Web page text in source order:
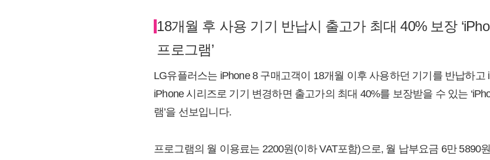
18개월 후 사용 기기 반납시 출고가 최대 40% 보장
프로그램’
LG유플러스는 iPhone 8 구매고객이 18개월 이후 사용하던 기기를 반납하고
iPhone 시리즈로 기기 변경하면 출고가의 최대 40%를 보장받을 수 있는
램’을 선보입니다.
프로그램의 월 이용료는 2200원(이하 VAT포함)으로, 월 납부요금 6만 5890